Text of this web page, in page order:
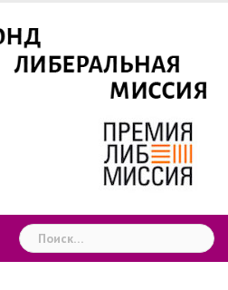
Найти: